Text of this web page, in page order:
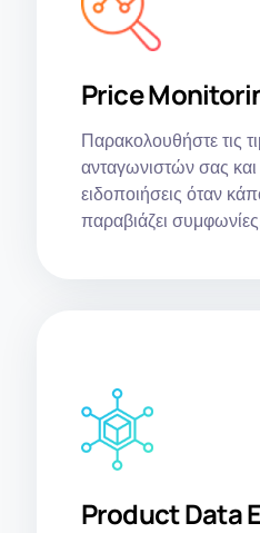
Price
Παρακολουθήστε τις
ανταγωνιστών σας και
ειδοποιήσεις όταν
παραβιάζει
Product Data